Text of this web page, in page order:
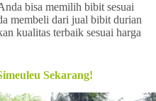
bisa memilih bibit sesuai
membeli dari jual bibit durian
kualitas terbaik sesuai harga
Sekarang!